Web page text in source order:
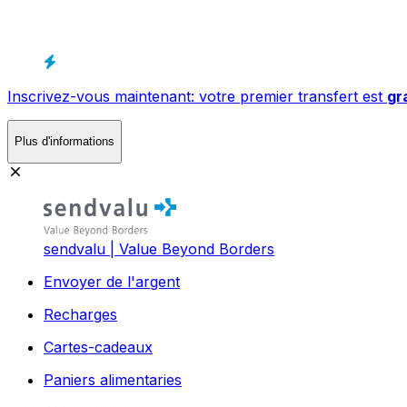
Inscrivez-vous maintenant: votre premier transfert est
Plus d'informations
sendvalu | Value Beyond Borders
Envoyer de l'argent
Recharges
Cartes-cadeaux
Paniers alimentaries